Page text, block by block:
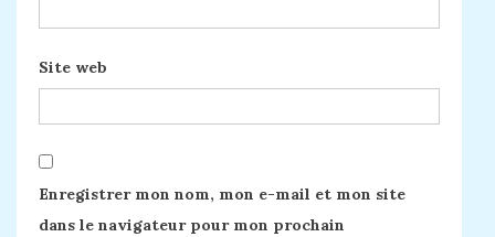
Site web
Enregistrer mon nom, mon e-mail et mon site
dans le navigateur pour mon prochain